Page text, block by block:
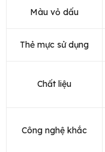
Màu vỏ dấu
Thẻ mực sử dụng
Chất liệu
Công nghệ khắc